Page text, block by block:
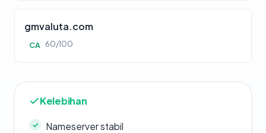
gmvaluta.com
CA 60/100
Kelebihan
Nameserver stabil